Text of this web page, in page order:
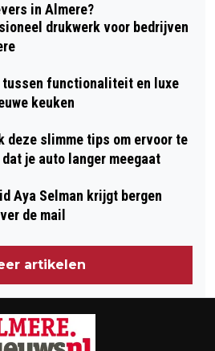
in Almere?
drukwerk voor bedrijven
tussen functionaliteit en luxe
keuken
deze slimme tips om ervoor te
je auto langer meegaat
Aya Selman krijgt bergen
de mail
artikelen